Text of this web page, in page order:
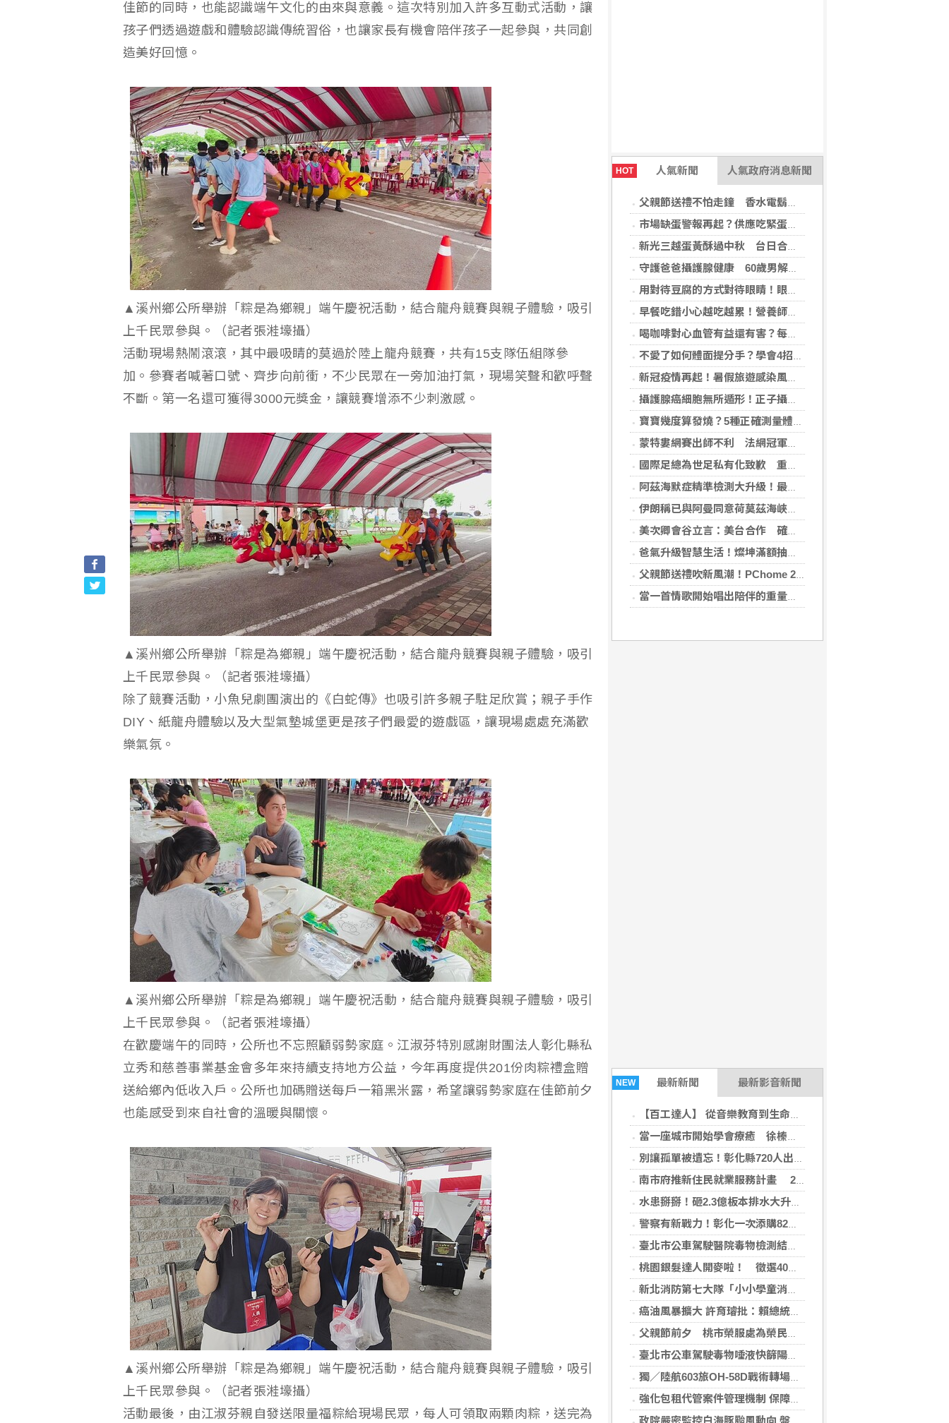
HOT 人氣新聞 人氣政府消息新聞
父親節送禮不怕走鐘 香水電鬍刀千年不敗
市場缺蛋警報再起？供應吃緊蛋價蠢蠢欲動
新光三越蛋黃酥過中秋 台日合作開發話題新品
守護爸爸攝護腺健康 60歲男解尿異常 靠PHI檢測及早揪出攝護腺癌
用對待豆腐的方式對待眼睛！眼科醫揭「4件事」絕不可以對眼睛做
早餐吃錯小心越吃越累！營養師點名3大NG組合：根本「台式安眠藥」
喝咖啡對心血管有益還有害？每日可以喝幾杯咖啡？美心臟協會一次解答
不愛了如何體面提分手？學會4招重新看待分手：道歉、挽留都沒必要
新冠疫情再起！暑假旅遊感染風險增 專家教你這樣做好防護
攝護腺癌細胞無所遁形！正子攝影掃描揪出攝護腺癌，精準定位助早期治療
寶寶幾度算發燒？5種正確測量體溫的方法：耳溫測量快、額溫快速便利
蒙特婁網賽出師不利 法網冠軍茲韋列夫輸荷蘭對手
國際足總為世足私有化致歉 重申力挺主席英凡提諾
阿茲海默症精準檢測大升級！最新血液生物標記檢測，不再只能靠「猜」
伊朗稱已與阿曼同意荷莫茲海峽通行航道 海峽重開與否取決美國
美次卿會谷立言：美台合作 確保AI關鍵供應鏈安全
爸氣升級智慧生活！燦坤滿額抽折疊旗艦機、台灣大 3C 豪禮最低 0 元帶回家
父親節送禮吹新風潮！PChome 24h 購物揭男香 TOP5 與居家健身器材買氣翻倍
當一首情歌開始唱出陪伴的重量 《同甘共苦》唱的不只是愛情，更是人生最珍貴的承諾
NEW 最新新聞 最新影音新聞
【百工達人】 從音樂教育到生命陪伴 黛玉老師以生命經驗打造共學平台
當一座城市開始學會療癒 徐榛蔚打造的不只是花蓮，而是未來城市的新典範
別讓孤單被遺忘！彰化縣720人出動尋找獨居長者
南市府推新住民就業服務計畫 29日辦理講座暨職場參訪
水患掰掰！砸2.3億板本排水大升級拚117年完工
警察有新戰力！彰化一次添購82輛警車機車
臺北市公車駕駛醫院毒物檢測結果陰性 市府秉持勿枉勿縱速查釐清
桃園銀髮達人開麥啦！ 徵選40位達人進社區
新北消防第七大隊「小小學童消防夏令營」 深耕消防防災及自救觀念
癌油風暴擴大 許育璿批：賴總統該拼食安不是拼政治
父親節前夕 桃市榮服處為榮民孟廣慧慶百歲壽誕
臺北市公車駕駛毒物唾液快篩陽性 市府秉持勿枉勿縱速查釐清
獨／陸航603旅OH-58D戰術轉場驗證戰力保存
強化包租代管案件管理機制 保障房東、房客權益 中央地方成立專案聯繫與諮詢服務窗口
政院嚴密監控白海豚颱風動向 盤點落實各項防救災整備 呼籲民眾注意颱風訊息避免進入山區海域登高災害危險區域
佳節的同時，也能認識端午文化的由來與意義。這次特別加入許多互動式活動，讓
孩子們透過遊戲和體驗認識傳統習俗，也讓家長有機會陪伴孩子一起參與，共同創
造美好回憶。
▲溪州鄉公所舉辦「粽是為鄉親」端午慶祝活動，結合龍舟競賽與親子體驗，吸引
上千民眾參與。（記者張溎壕攝）
活動現場熱鬧滾滾，其中最吸睛的莫過於陸上龍舟競賽，共有15支隊伍組隊參
加。參賽者喊著口號、齊步向前衝，不少民眾在一旁加油打氣，現場笑聲和歡呼聲
不斷。第一名還可獲得3000元獎金，讓競賽增添不少刺激感。
▲溪州鄉公所舉辦「粽是為鄉親」端午慶祝活動，結合龍舟競賽與親子體驗，吸引
上千民眾參與。（記者張溎壕攝）
除了競賽活動，小魚兒劇團演出的《白蛇傳》也吸引許多親子駐足欣賞；親子手作
DIY、紙龍舟體驗以及大型氣墊城堡更是孩子們最愛的遊戲區，讓現場處處充滿歡
樂氣氛。
▲溪州鄉公所舉辦「粽是為鄉親」端午慶祝活動，結合龍舟競賽與親子體驗，吸引
上千民眾參與。（記者張溎壕攝）
在歡慶端午的同時，公所也不忘照顧弱勢家庭。江淑芬特別感謝財團法人彰化縣私
立秀和慈善事業基金會多年來持續支持地方公益，今年再度提供201份肉粽禮盒贈
送給鄉內低收入戶。公所也加碼贈送每戶一箱黑米露，希望讓弱勢家庭在佳節前夕
也能感受到來自社會的溫暖與關懷。
▲溪州鄉公所舉辦「粽是為鄉親」端午慶祝活動，結合龍舟競賽與親子體驗，吸引
上千民眾參與。（記者張溎壕攝）
活動最後，由江淑芬親自發送限量福粽給現場民眾，每人可領取兩顆肉粽，送完為